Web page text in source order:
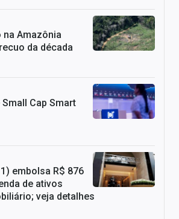
na Amazônia
da década
Cap Smart
embolsa R$ 876
de ativos
veja detalhes